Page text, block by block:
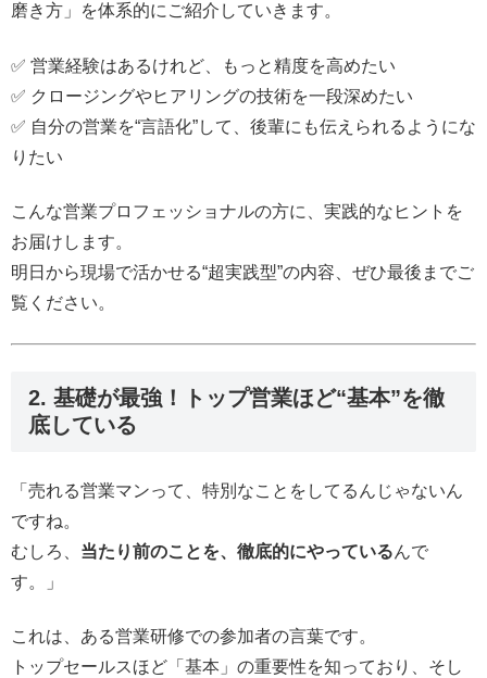
磨き方」を体系的にご紹介していきます。
✅ 営業経験はあるけれど、もっと精度を高めたい
✅ クロージングやヒアリングの技術を一段深めたい
✅ 自分の営業を“言語化”して、後輩にも伝えられるようにな
りたい
こんな営業プロフェッショナルの方に、実践的なヒントを
お届けします。
明日から現場で活かせる“超実践型”の内容、ぜひ最後までご
覧ください。
2. 基礎が最強！トップ営業ほど“基本”を徹
底している
「売れる営業マンって、特別なことをしてるんじゃないん
ですね。
むしろ、 当たり前のことを、徹底的にやっているんで
す。」
これは、ある営業研修での参加者の言葉です。
トップセールスほど「基本」の重要性を知っており、そし